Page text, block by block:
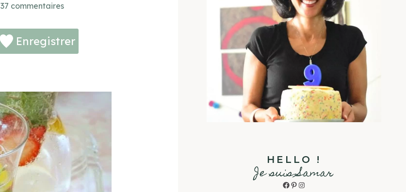
37 commentaires
Enregistrer
HELLO !
Je suis Samar
Facebook
Pinterest
Instagram